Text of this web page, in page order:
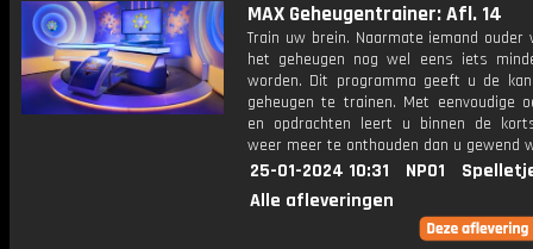
MAX Geheugentrainer: Afl. 14
Train uw brein. Naarmate iemand ouder
het geheugen nog wel eens iets
worden. Dit programma geeft u de
geheugen te trainen. Met eenvoudige
en opdrachten leert u binnen de
weer meer te onthouden dan u gewend
25-01-2024 10:31 NPO1
Alle afleveringen